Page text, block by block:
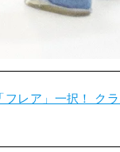
レア」一択！ ク